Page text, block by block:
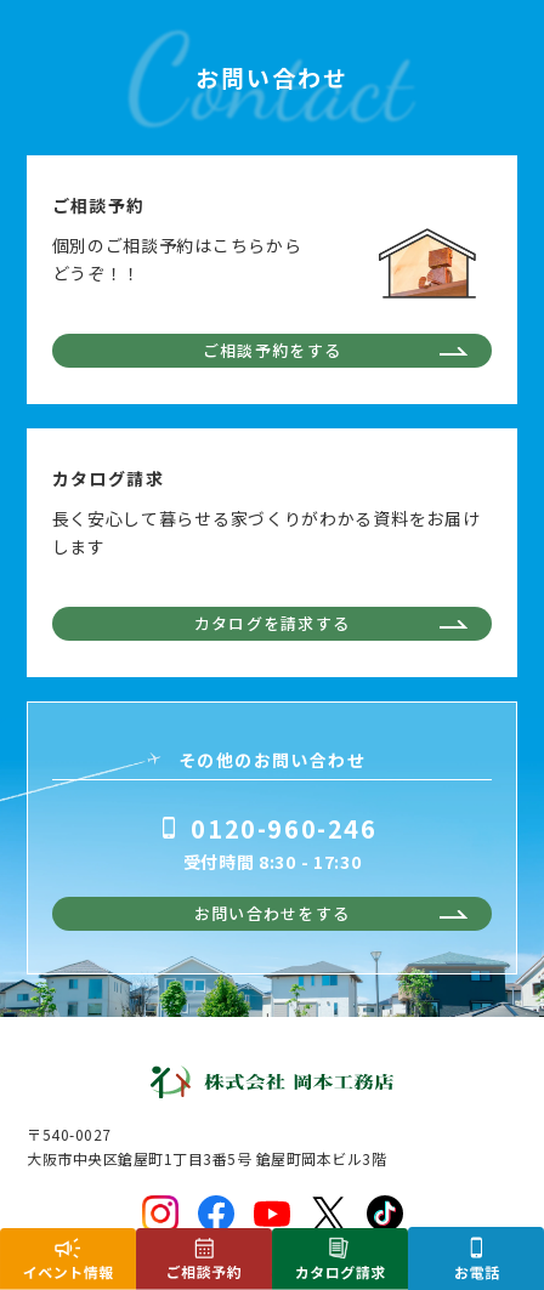
お問い合わせ
ご相談予約
個別のご相談予約はこちらから
どうぞ！！
ご相談予約をする
カタログ請求
長く安心して暮らせる家づくりがわかる資料をお届け
します
カタログを請求する
その他のお問い合わせ
0120-960-246
受付時間 8:30 - 17:30
お問い合わせをする
〒540-0027
大阪市中央区鎗屋町1丁目3番5号 鎗屋町岡本ビル3階
© 2016 OKAMOTO CONSTRUCTION CO., LTD.